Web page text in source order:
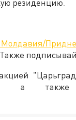
резиденцию.
а